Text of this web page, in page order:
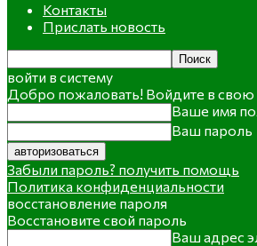
Контакты
Прислать новость
войти в систему
Добро пожаловать! Войдите в свою
Ваше имя
Ваш пароль
Забыли пароль? получить помощь
Политика конфиденциальности
восстановление пароля
Восстановите свой пароль
Ваш адрес